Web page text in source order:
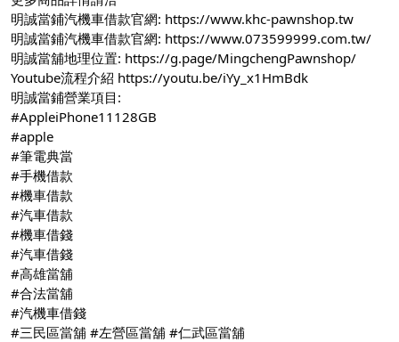
明誠當鋪汽機車借款官網: https://www.khc-pawnshop.tw
明誠當鋪汽機車借款官網: https://www.073599999.com.tw/
明誠當舖地理位置: https://g.page/MingchengPawnshop/
Youtube流程介紹 https://youtu.be/iYy_x1HmBdk
明誠當鋪營業項目:
#AppleiPhone11128GB
#apple
#筆電典當
#手機借款
#機車借款
#汽車借款
#機車借錢
#汽車借錢
#高雄當舖
#合法當舖
#汽機車借錢
#三民區當舖 #左營區當舖 #仁武區當舖